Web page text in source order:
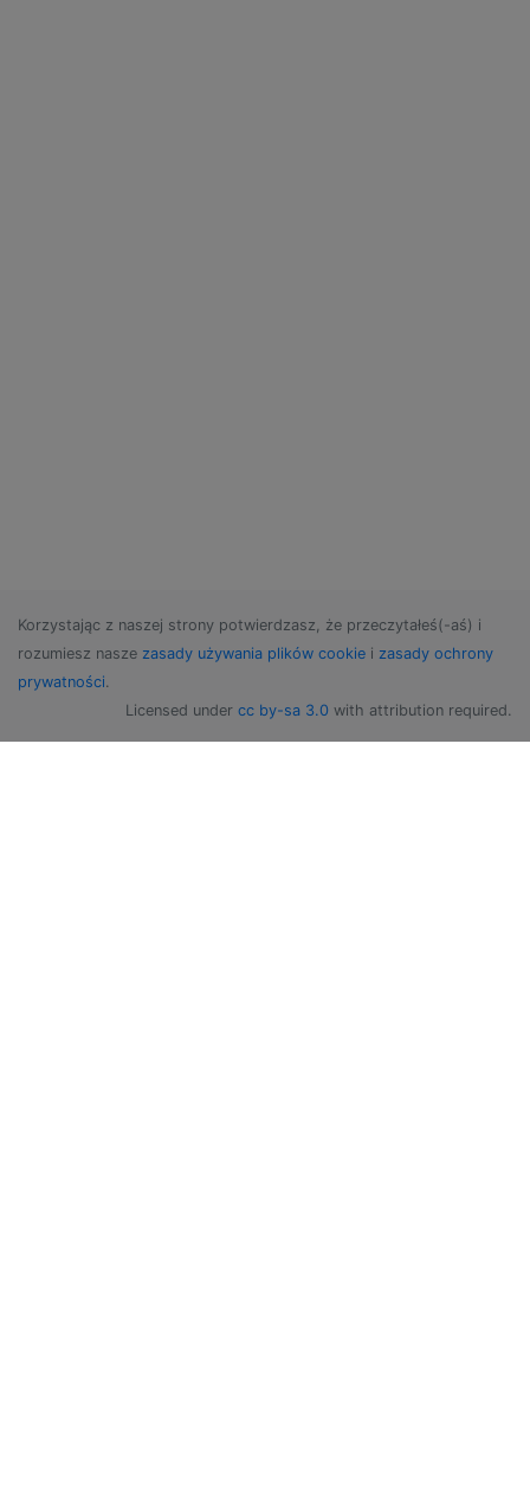
Korzystając z naszej strony potwierdzasz, że przeczytałeś(-aś) i
rozumiesz nasze zasady używania plików cookie i zasady ochrony
prywatności.
Licensed under cc by-sa 3.0 with attribution required.